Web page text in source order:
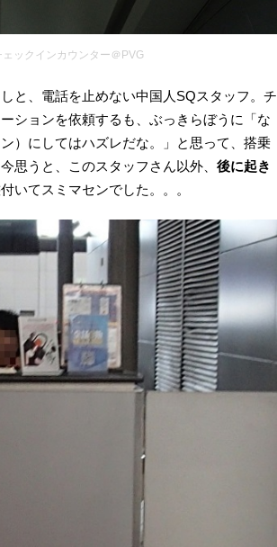
ックインカウンター＠PVG
と、電話を止めない中国人SQスタッフ。チ
ションを依頼するも、ぶっきらぼうに「な
）にしてはハズレだな。」と思って、搭乗
思うと、このスタッフさん以外、 後に起き
いてスミマセンでした。。。